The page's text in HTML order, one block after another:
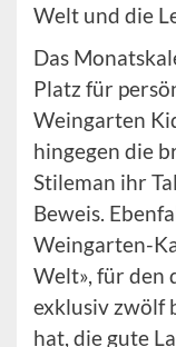
Welt und die
Das
Platz für
Weingarten
hingegen die
Stileman ihr
Beweis.
Weingarten-
Welt», für den
exklusiv zwölf
hat, die gute